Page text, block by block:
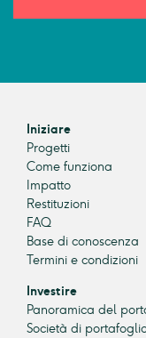
Iniziare
Progetti
Come funziona
Impatto
Restituzioni
FAQ
Base di conoscenza
Termini e condizioni
Investire
Panoramica del
Società di